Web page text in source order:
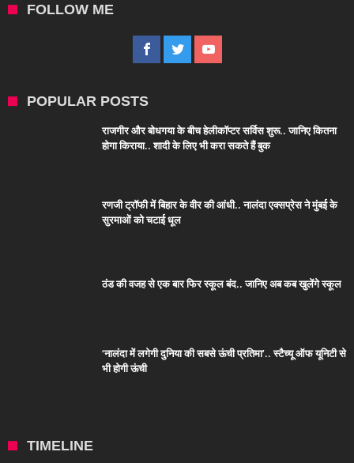
FOLLOW ME
POPULAR POSTS
राजगीर और बोधगया के बीच हेलीकॉप्टर सर्विस शुरू.. जानिए कितना
होगा किराया.. शादी के लिए भी करा सकते हैं बुक
रणजी ट्रॉफी में बिहार के वीर की आंधी.. नालंदा एक्सप्रेस ने मुंबई के
सुरमाओं को चटाई धूल
ठंड की वजह से एक बार फिर स्कूल बंद.. जानिए अब कब खुलेंगे स्कूल
‘नालंदा में लगेगी दुनिया की सबसे ऊंची प्रतिमा’.. स्टैच्यू ऑफ यूनिटी से
भी होगी ऊंची
TIMELINE